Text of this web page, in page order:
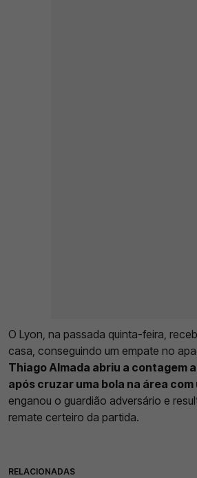
O Lyon, na passada quinta-feira,
casa, conseguindo um empate no
Thiago Almada abriu a contagem
após cruzar uma bola na área
enganou o guardião adversário e
remate certeiro da partida.
RELACIONADAS